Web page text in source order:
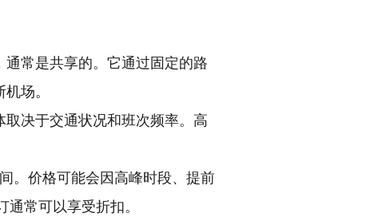
常是共享的。它通过固定的路
场。
取决于交通状况和班次频率。高
。价格可能会因高峰时段、提前
常可以享受折扣。